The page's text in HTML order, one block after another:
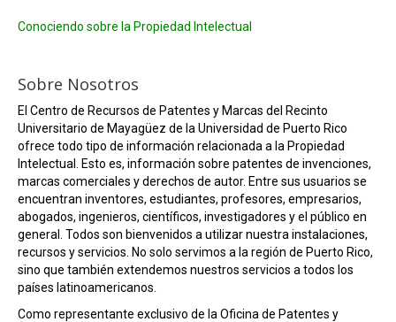
Conociendo sobre la Propiedad Intelectual
Sobre Nosotros
El Centro de Recursos de Patentes y Marcas del Recinto
Universitario de Mayagüez de la Universidad de Puerto Rico
ofrece todo tipo de información relacionada a la Propiedad
Intelectual. Esto es, información sobre patentes de invenciones,
marcas comerciales y derechos de autor. Entre sus usuarios se
encuentran inventores, estudiantes, profesores, empresarios,
abogados, ingenieros, científicos, investigadores y el público en
general. Todos son bienvenidos a utilizar nuestra instalaciones,
recursos y servicios. No solo servimos a la región de Puerto Rico,
sino que también extendemos nuestros servicios a todos los
países latinoamericanos.
Como representante exclusivo de la Oficina de Patentes y